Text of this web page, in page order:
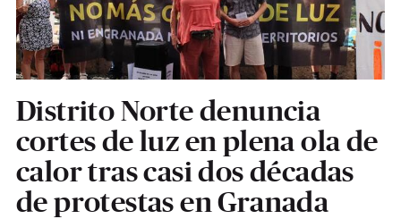
Distrito Norte denuncia
cortes de luz en plena ola de
calor tras casi dos décadas
de protestas en Granada